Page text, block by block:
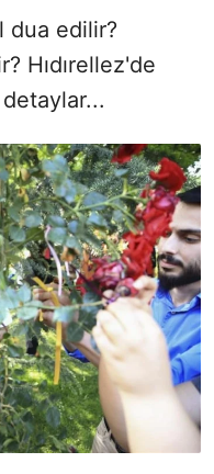
dua edilir?
Hıdırellez'de